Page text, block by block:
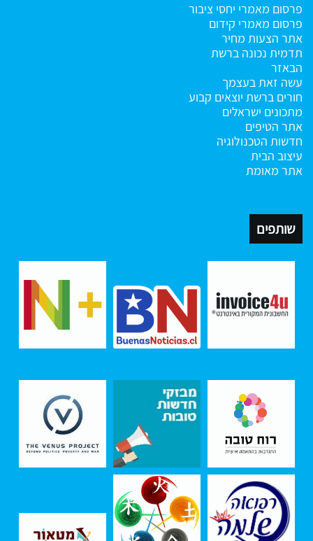
פרסום מאמרי יחסי ציבור
פרסום מאמרי קידום
אתר הצעות מחיר
תדמית נכונה ברשת
הבאזר
עשה זאת בעצמך
חורים ברשת יוצאים קבוע
מתכונים ישראלים
אתר הטיפים
חדשות הטכנולוגיה
עיצוב הבית
אתר מאומת
שותפים